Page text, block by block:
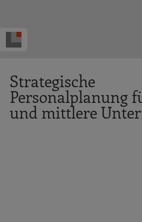
Strategische
Personalplanung
und mittlere